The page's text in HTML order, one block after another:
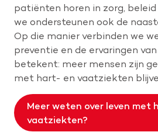
patiënten horen in zorg, beleid
we ondersteunen ook de
Op die manier verbinden we
preventie en de ervaringen
betekent: meer mensen zijn
met hart- en vaatziekten
Meer weten over leven met
vaatziekten?